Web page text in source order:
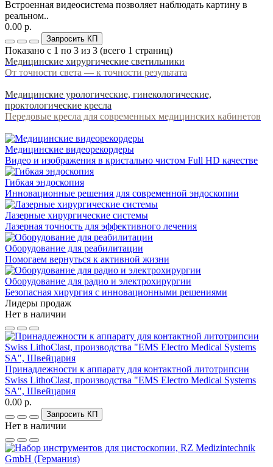
Встроенная видеосистема позволяет наблюдать картину в
реальном..
0.00 р.
Запросить КП
Показано с 1 по 3 из 3 (всего 1 страниц)
Медицинские хирургические светильники
От точности света — к точности результата
Медицинские урологические, гинекологические,
проктологические кресла
Передовые кресла для современных медицинских кабинетов
Медицинские видеорекордеры
Видео и изображения в кристально чистом Full HD качестве
Гибкая эндоскопия
Инновационные решения для современной эндоскопии
Лазерные хирургические системы
Лазерная точность для эффективного лечения
Оборудование для реабилитации
Помогаем вернуться к активной жизни
Оборудование для радио и электрохирургии
Безопасная хирургия с инновационными решениями
Лидеры продаж
Нет в наличии
Принадлежности к аппарату для контактной литотрипсии
Swiss LithoClast, производства "EMS Electro Medical Systems
SA", Швейцария
0.00 р.
Запросить КП
Нет в наличии